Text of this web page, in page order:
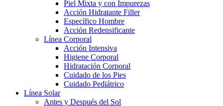
Piel Mixta y con Impurezas
Acción Hidratante Filler
Específico Hombre
Acción Redensificante
Línea Corporal
Acción Intensiva
Higiene Corporal
Hidratación Corporal
Cuidado de los Pies
Cuidado Pediátrico
Línea Solar
Antes y Después del Sol